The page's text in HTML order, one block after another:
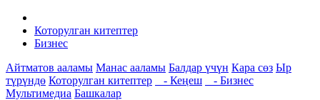
Которулган китептер
Бизнес
Айтматов ааламы Манас ааламы Балдар үчүн Кара сөз Ыр
түрүндө Которулган китептер - Кеңеш
- Бизнес
Мультимедиа Башкалар